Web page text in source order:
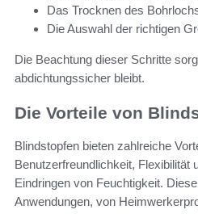
Das Trocknen des
Die Auswahl der richtigen
Die Beachtung dieser Schritte
abdichtungssicher bleibt.
Die Vorteile von
Blindstopfen bieten zahlreiche
Benutzerfreundlichkeit, Flexibilität
Eindringen von Feuchtigkeit.
Anwendungen, von